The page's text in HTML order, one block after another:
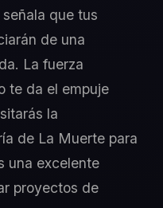
que tus
de una
La fuerza
te da el empuje
la
de La Muerte para
una excelente
proyectos de